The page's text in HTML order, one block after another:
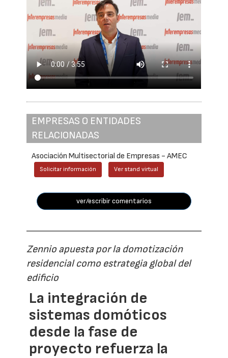
EMPRESAS O ENTIDADES
RELACIONADAS
Asociación Multisectorial de Empresas - AMEC
Solicitar información Ver stand virtual
ver/escribir comentarios
Zennio apuesta por la domotización
residencial como estrategia global del
edificio
La integración de
sistemas domóticos
desde la fase de
proyecto refuerza la